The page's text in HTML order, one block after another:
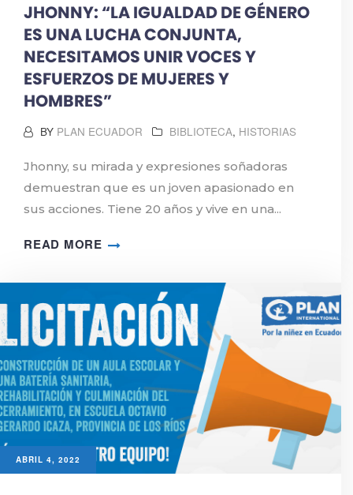
JHONNY: “LA IGUALDAD DE GÉNERO
ES UNA LUCHA CONJUNTA,
NECESITAMOS UNIR VOCES Y
ESFUERZOS DE MUJERES Y
HOMBRES”
BY PLAN ECUADOR BIBLIOTECA, HISTORIAS
Jhonny, su mirada y expresiones soñadoras
demuestran que es un joven apasionado en
sus acciones. Tiene 20 años y vive en una...
READ MORE
ABRIL 4, 2022